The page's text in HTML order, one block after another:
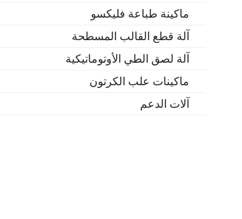
ماكينة طباعة فليكسو
آلة قطع القالب المسطحة
آلة لصق الطي الأوتوماتيكية
ماكينات علب الكرتون
آلات الدعم